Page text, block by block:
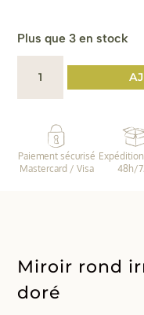
Plus que 3 en stock
quantité
Miroir
irrégulier
Paiement sécurisé
Mastercard / Visa
48h/
Miroir rond
doré